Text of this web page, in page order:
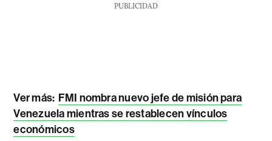
PUBLICIDAD
Ver más: FMI nombra nuevo jefe de misión para
Venezuela mientras se restablecen vínculos
económicos